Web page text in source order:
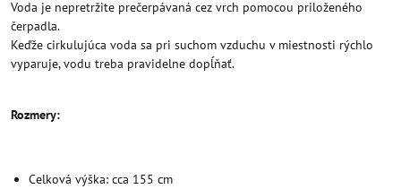
Voda je nepretržite prečerpávaná cez vrch pomocou priloženého
čerpadla.
Keďže cirkulujúca voda sa pri suchom vzduchu v miestnosti rýchlo
vyparuje, vodu treba pravidelne dopĺňať.
Rozmery:
Celková výška: cca 155 cm